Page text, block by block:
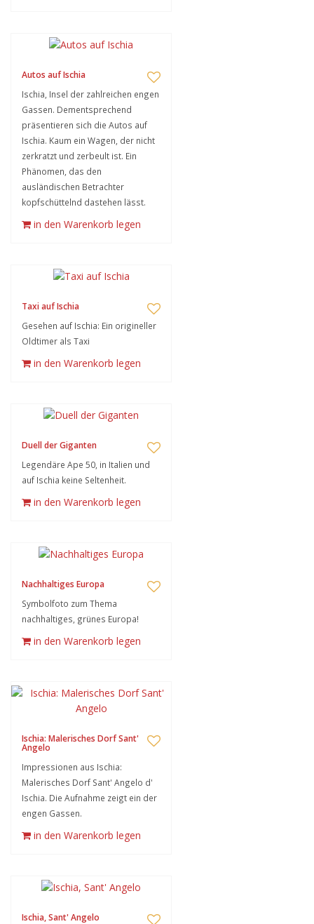
Autos auf Ischia
Ischia, Insel der zahlreichen engen
Gassen. Dementsprechend
präsentieren sich die Autos auf
Ischia. Kaum ein Wagen, der nicht
zerkratzt und zerbeult ist. Ein
Phänomen, das den
ausländischen Betrachter
kopfschüttelnd dastehen lässt.
in den Warenkorb legen
Taxi auf Ischia
Gesehen auf Ischia: Ein origineller
Oldtimer als Taxi
in den Warenkorb legen
Duell der Giganten
Legendäre Ape 50, in Italien und
auf Ischia keine Seltenheit.
in den Warenkorb legen
Nachhaltiges Europa
Symbolfoto zum Thema
nachhaltiges, grünes Europa!
in den Warenkorb legen
Ischia: Malerisches Dorf Sant'
Angelo
Impressionen aus Ischia:
Malerisches Dorf Sant' Angelo d'
Ischia. Die Aufnahme zeigt ein der
engen Gassen.
in den Warenkorb legen
Ischia, Sant' Angelo